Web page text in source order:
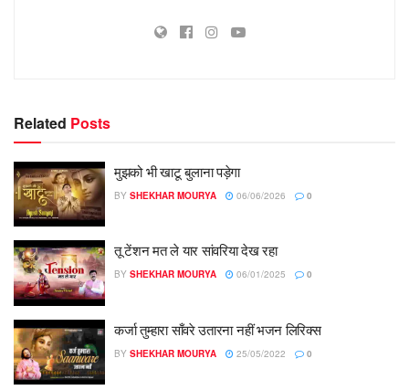
Related Posts
मुझको भी खाटू बुलाना पड़ेगा
BY SHEKHAR MOURYA 06/06/2026 0
तू टेंशन मत ले यार सांवरिया देख रहा
BY SHEKHAR MOURYA 06/01/2025 0
कर्जा तुम्हारा साँवरे उतारना नहीं भजन लिरिक्स
BY SHEKHAR MOURYA 25/05/2022 0